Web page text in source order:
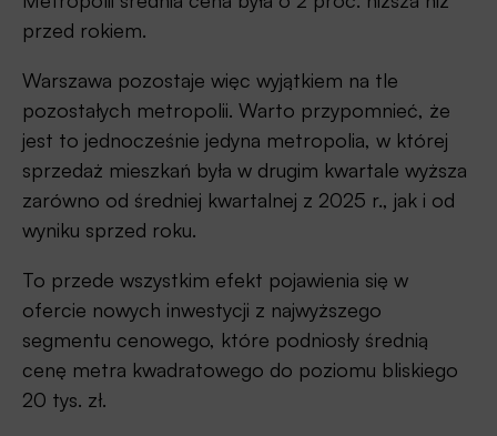
przed rokiem.
Warszawa pozostaje więc wyjątkiem na tle
pozostałych metropolii. Warto przypomnieć, że
jest to jednocześnie jedyna metropolia, w której
sprzedaż mieszkań była w drugim kwartale wyższa
zarówno od średniej kwartalnej z 2025 r., jak i od
wyniku sprzed roku.
To przede wszystkim efekt pojawienia się w
ofercie nowych inwestycji z najwyższego
segmentu cenowego, które podniosły średnią
cenę metra kwadratowego do poziomu bliskiego
20 tys. zł.